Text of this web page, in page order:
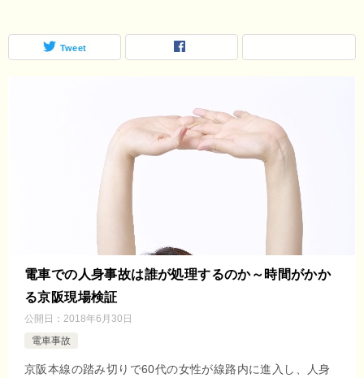
Tweet
電車での人身事故は誰が処理するのか～時間がかか
る京阪現場検証
公開日： 2018年6月30日
電車事故
京阪本線の踏み切りで60代の女性が線路内に進入し、人身